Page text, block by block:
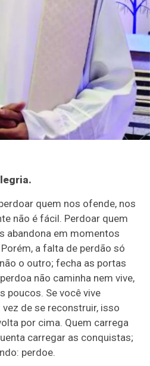
quem nos ofende, nos
não é fácil. Perdoar quem
abandona em momentos
a falta de perdão só
o outro; fecha as portas
não caminha nem vive,
poucos. Se você vive
de se reconstruir, isso
por cima. Quem carrega
carregar as conquistas;
perdoe.